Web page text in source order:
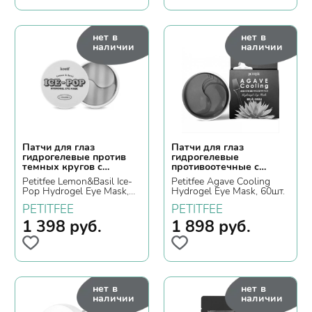
нет в
наличии
Патчи для глаз
гидрогелевые против
темных кругов с
лимоном и базиликом
Petitfee Lemon&Basil Ice-
Pop Hydrogel Eye Mask,
60шт.
PETITFEE
1 398 руб.
нет в
наличии
Патчи для глаз
гидрогелевые
противоотечные с
агавой и кофеином
Petitfee Agave Cooling
Hydrogel Eye Mask, 60шт.
PETITFEE
1 898 руб.
нет в
наличии
нет в
наличии